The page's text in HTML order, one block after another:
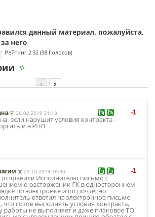
Рейтинг 2.32 (98 Голосов)
1 2
-1
26.02.2019 21:18
если нарушит условия контракта -
и в РНП
-1
23.10.2019 16:00
Исполнителю письмо с
о расторжении ГК в одностороннем
по электронке и по почте, но
ответил на электронное письмо
что готов выполнять условия контракта,
работы не выполняет и даже плановое ТО